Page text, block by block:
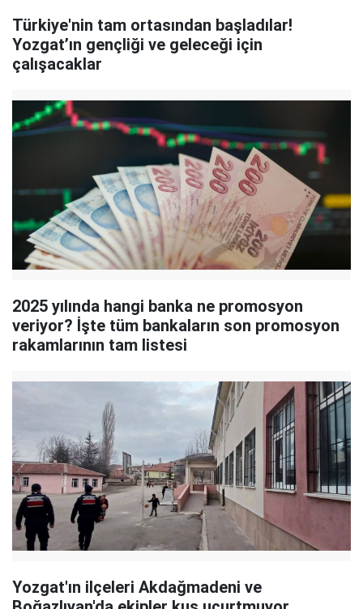
Türkiye'nin tam ortasından başladılar!
Yozgat’ın gençliği ve geleceği için
çalışacaklar
2025 yılında hangi banka ne promosyon
veriyor? İşte tüm bankaların son promosyon
rakamlarının tam listesi
Yozgat'ın ilçeleri Akdağmadeni ve